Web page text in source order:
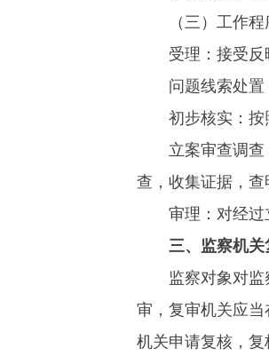
（三）工作程
受理：接受反映
问题线索处置：
初步核实：按照
立案审查调查：
查，收集证据，查
审理：对经过立
三、监察机关
监察对象对监察
审，复审机关应
机关申请复核，复